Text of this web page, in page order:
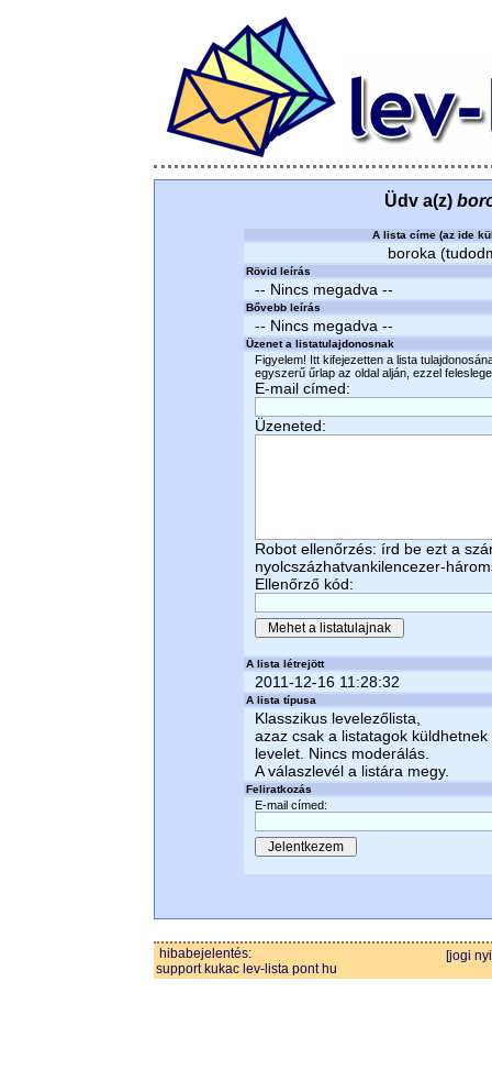
Üdv a(z)
A lista címe (az ide
boroka
Rövid leírás
-- Nincs megadva --
Bővebb leírás
-- Nincs megadva --
Üzenet a listatulajdonosnak
Figyelem! Itt kifejezetten a lista
egyszerű űrlap az oldal alján, ezzel
E-mail címed:
Üzeneted:
Robot ellenőrzés: írd be ezt a
nyolcszázhatvankilencezer-
Ellenőrző kód:
A lista létrejött
2011-12-16 11:28:32
A lista típusa
Klasszikus levelezőlista,
azaz csak a listatagok küldhetnek
levelet. Nincs moderálás.
A válaszlevél a listára megy.
Feliratkozás
E-mail címed:
hibabejelentés:
support kukac lev-lista pont hu
[jogi